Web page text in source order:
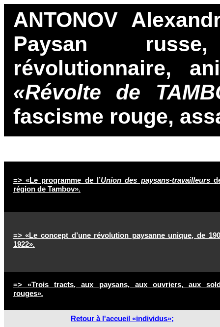
ANTONOV
Paysan
révolutionnaire,
«Révolte de
fascisme rouge,
=>«Le programme de l’Union des paysans-travailleurs
région de Tambov».
=>«Le concept d’une révolution paysanne unique, de
1922».
=>«Trois tracts, aux paysans, aux ouvriers, aux
rouges».
Retour à l'accueil «individus»;